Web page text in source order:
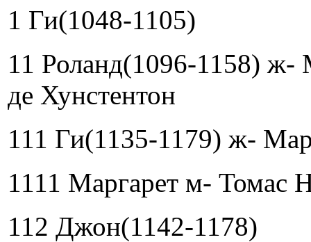
1 Ги(1048-1105)
11 Роланд(1096-1158) ж-
де Хунстентон
111 Ги(1135-1179) ж-
1111 Маргарет м- Томас
112 Джон(1142-1178)